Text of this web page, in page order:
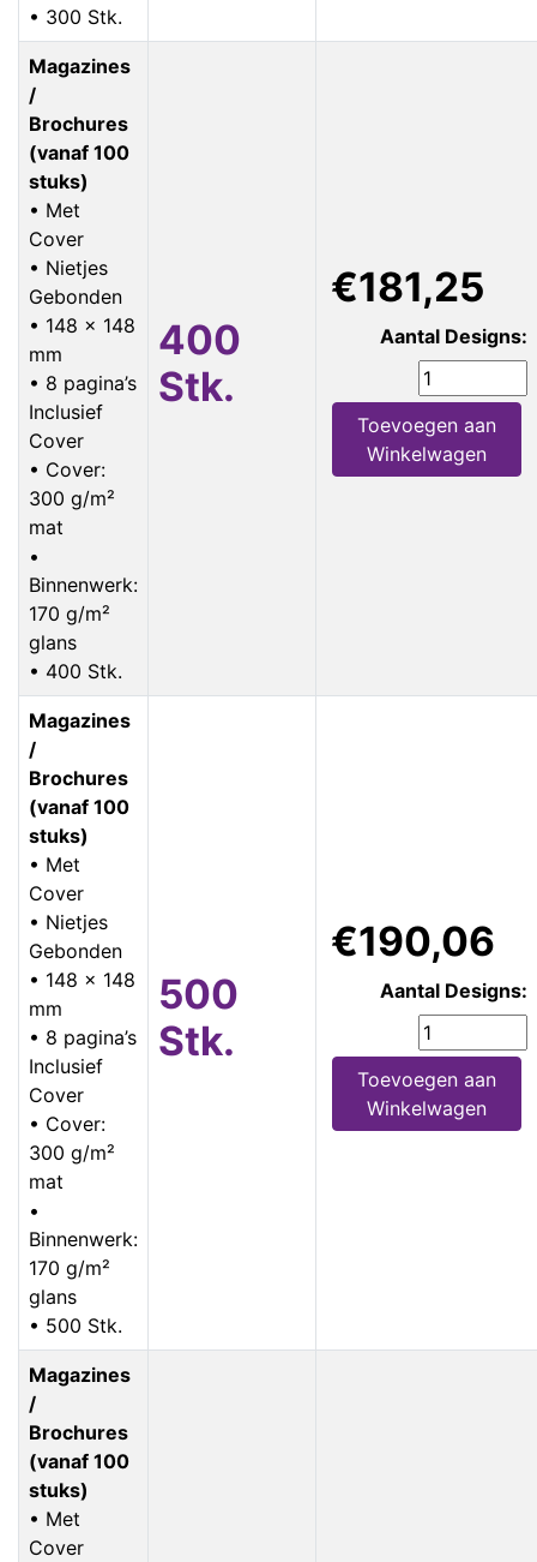
• 300 Stk.
Magazines
/
Brochures
(vanaf 100
stuks)
• Met
Cover
• Nietjes
Gebonden
• 148 x 148
mm
• 8 pagina’s
Inclusief
Cover
• Cover:
300 g/m²
mat
•
Binnenwerk:
170 g/m²
glans
• 400 Stk.
400
Stk.
€181,25
Aantal Designs:
Toevoegen aan
Winkelwagen
Magazines
/
Brochures
(vanaf 100
stuks)
• Met
Cover
• Nietjes
Gebonden
• 148 x 148
mm
• 8 pagina’s
Inclusief
Cover
• Cover:
300 g/m²
mat
•
Binnenwerk:
170 g/m²
glans
• 500 Stk.
500
Stk.
€190,06
Aantal Designs:
Toevoegen aan
Winkelwagen
Magazines
/
Brochures
(vanaf 100
stuks)
• Met
Cover